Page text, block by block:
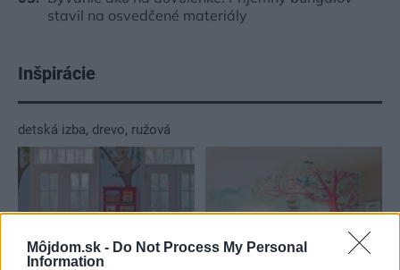
Môjdom.sk - Do Not Process My Personal
Information
stavil na osvedčené materiály
Inšpirácie
detská izba, drevo, ružová